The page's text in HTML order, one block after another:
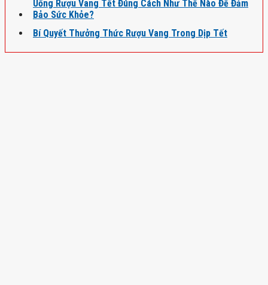
Uống Rượu Vang Tết Đúng Cách Như Thế Nào Để Đảm
Bảo Sức Khỏe?
Bí Quyết Thưởng Thức Rượu Vang Trong Dịp Tết